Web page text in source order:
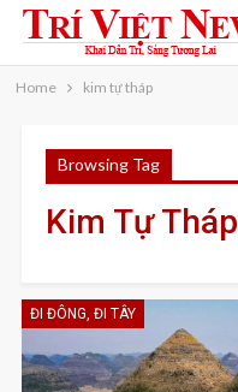
Home kim tự tháp
Browsing Tag
Kim Tự Tháp
ĐI ĐÔNG, ĐI TÂY